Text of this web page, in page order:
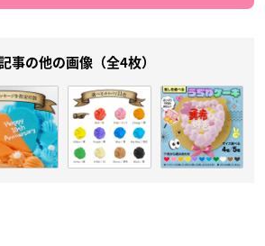
事の他の画像（全4枚）